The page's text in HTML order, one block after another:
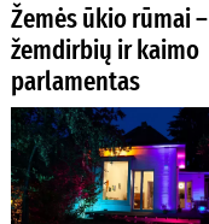
Žemės ūkio rūmai –
žemdirbių ir kaimo
parlamentas